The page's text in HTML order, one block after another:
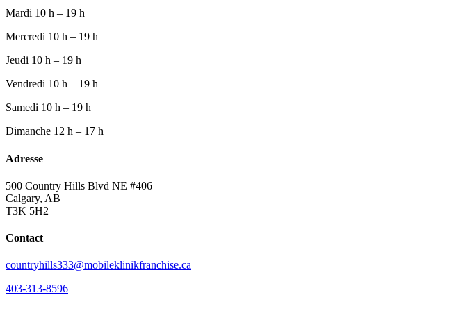
Mardi 10 h – 19 h
Mercredi 10 h – 19 h
Jeudi 10 h – 19 h
Vendredi 10 h – 19 h
Samedi 10 h – 19 h
Dimanche 12 h – 17 h
Adresse
500 Country Hills Blvd NE #406
Calgary, AB
T3K 5H2
Contact
countryhills333@mobileklinikfranchise.ca
403-313-8596